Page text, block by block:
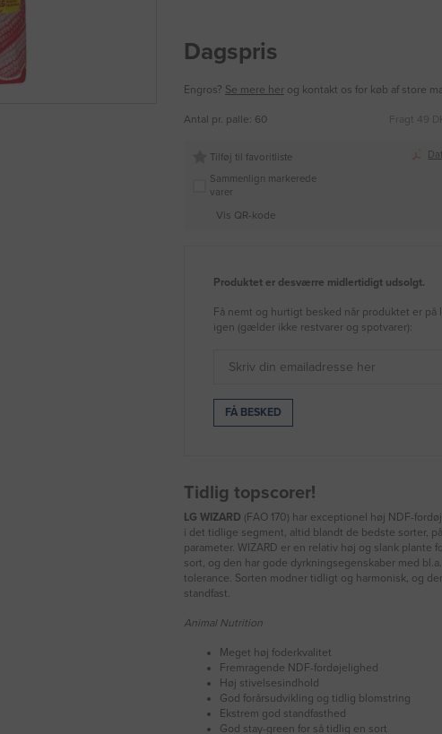
Dagspris
Engros? Se mere her og kontakt os for køb af store
Antal pr. palle: 60 Fragt 49
Tilføj til favoritliste
Sammenlign markerede
varer
Vis QR-kode
Produktet er desværre midlertidigt udsolgt.
Få nemt og hurtigt besked når produktet er på
igen (gælder ikke restvarer og spotvarer):
Tidlig topscorer!
LG WIZARD (FAO 170) har exceptionel høj NDF-
i det tidlige segment, altid blandt de bedste sorter,
parameter. WIZARD er en relativ høj og slank plante
sort, og den har gode dyrkningsegenskaber med
tolerance. Sorten modner tidligt og harmonisk, og
standfast.
Animal Nutrition
Meget høj foderkvalitet
Fremragende NDF-fordøjelighed
Høj stivelsesindhold
God forårsudvikling og tidlig blomstring
Ekstrem god standfasthed
God stay-green for så tidlig en sort